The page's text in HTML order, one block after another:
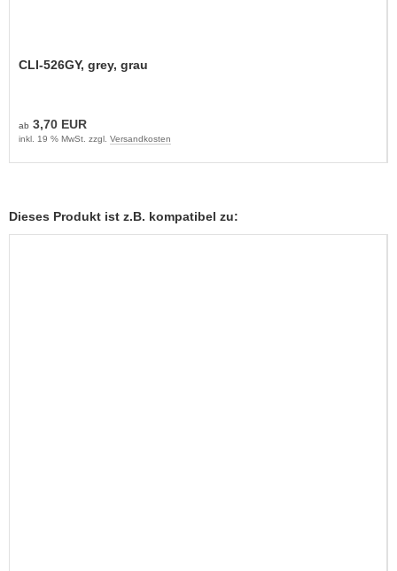
CLI-526GY, grey, grau
ab 3,70 EUR
inkl. 19 % MwSt. zzgl. Versandkosten
Dieses Produkt ist z.B. kompatibel zu: